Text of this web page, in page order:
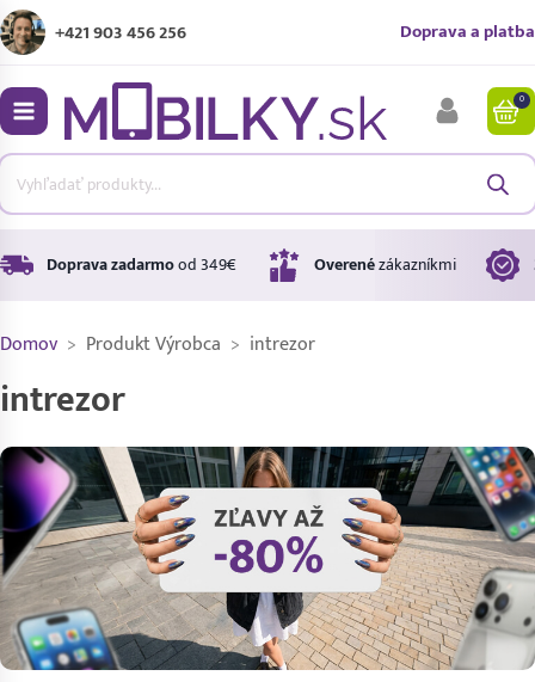
+421 903 456 256 Doprava a platba
0
Doprava zadarmood 349€ Overenézákazníkmi
Domov > Produkt Výrobca > intrezor
intrezor